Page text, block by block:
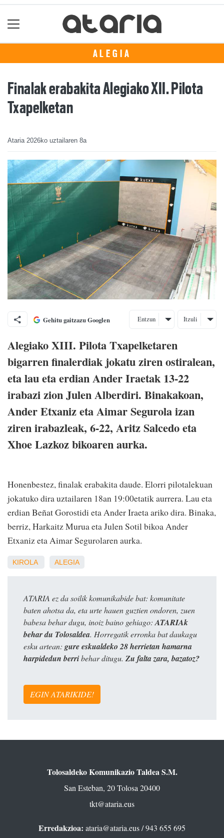
ALEGIA
Finalak erabakita Alegiako XII. Pilota
Txapelketan
Ataria 2026ko uztailaren 8a
Gehitu gaitzazu Googlen Entzun Itzuli
Alegiako XIII. Pilota Txapelketaren
bigarren finalerdiak jokatu ziren ostiralean,
eta lau eta erdian Ander Iraetak 13-22
irabazi zion Julen Alberdiri. Binakakoan,
Ander Etxaniz eta Aimar Segurola izan
ziren irabazleak, 6-22, Aritz Salcedo eta
Xhoe Lazkoz bikoaren aurka.
Honenbestez, finalak erabakita daude. Elorri pilotalekuan
jokatuko dira uztailaren 18an 19:00etatik aurrera. Lau eta
erdian Beñat Gorostidi eta Ander Iraeta ariko dira. Binaka,
berriz, Harkaitz Murua eta Julen Sotil bikoa Ander
Etxaniz eta Aimar Segurolaren aurka.
KIROLA ALEGIA
ATARIA ez da soilik komunikabide bat: komunitate
baten ahotsa da, eta urte hauen guztien ondoren, zuen
babesa behar dugu, inoiz baino gehiago: ATARIAk
behar du Tolosaldea. Horregatik erronka bat daukagu
esku artean: gure eskualdeko 28 herrietan hamarna
harpidedun berribehar ditugu. Zu falta zara, bazatoz?
EGIN ATARIKIDE!
Tolosaldeko Komunikazio Taldea S.M.
San Esteban, 20 Tolosa 20400
tkt@ataria.eus
Erredakzioa: ataria@ataria.eus/ 943 655 695